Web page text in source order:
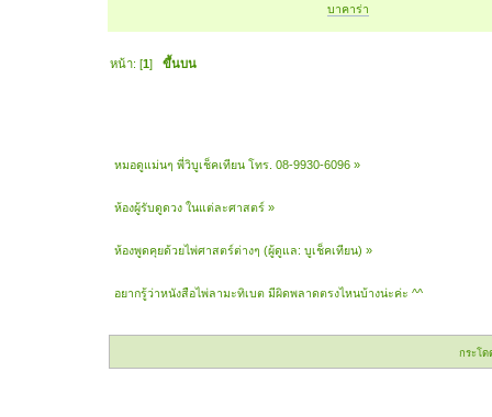
บาคาร่า
หน้า: [1]ขึ้นบน
หมอดูแม่นๆ พี่วิบูเช็คเทียน โทร. 08-9930-6096 »
ห้องผู้รับดูดวง ในแต่ละศาสตร์ »
ห้องพูดคุยด้วยไพ่ศาสตร์ต่างๆ (ผู้ดูแล:บูเช็คเทียน) »
อยากรู้ว่าหนังสือไพ่ลามะทิเบต มีผิดพลาดตรงไหนบ้างน่ะค่ะ ^^
กระโด